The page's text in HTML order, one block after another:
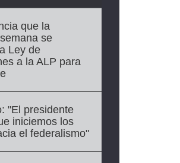
que la
se
Ley de
a la ALP para
"El presidente
iniciemos los
el federalismo"